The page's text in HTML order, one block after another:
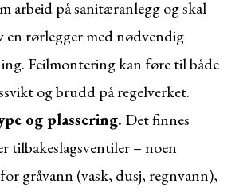
arbeid på sanitæranlegg og skal
en rørlegger med nødvendig
Feilmontering kan føre til både
og brudd på regelverket.
og plassering. Det finnes
tilbakeslagsventiler – noen
gråvann (vask, dusj, regnvann),